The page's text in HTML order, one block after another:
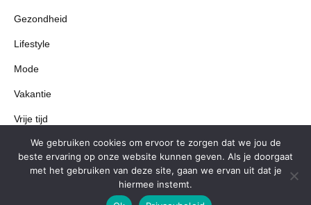
Gezondheid
Lifestyle
Mode
Vakantie
Vrije tijd
WonenWe gebruiken cookies om ervoor te zorgen dat we jou de
beste ervaring op onze website kunnen geven. Als je doorgaat
met het gebruiken van deze site, gaan we ervan uit dat je
hiermee instemt.